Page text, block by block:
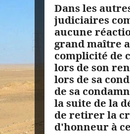
Dans les
judiciaires
aucune
grand maître
complicité de
lors de son
lors de sa
de sa
la suite de la
de retirer la
d'honneur à